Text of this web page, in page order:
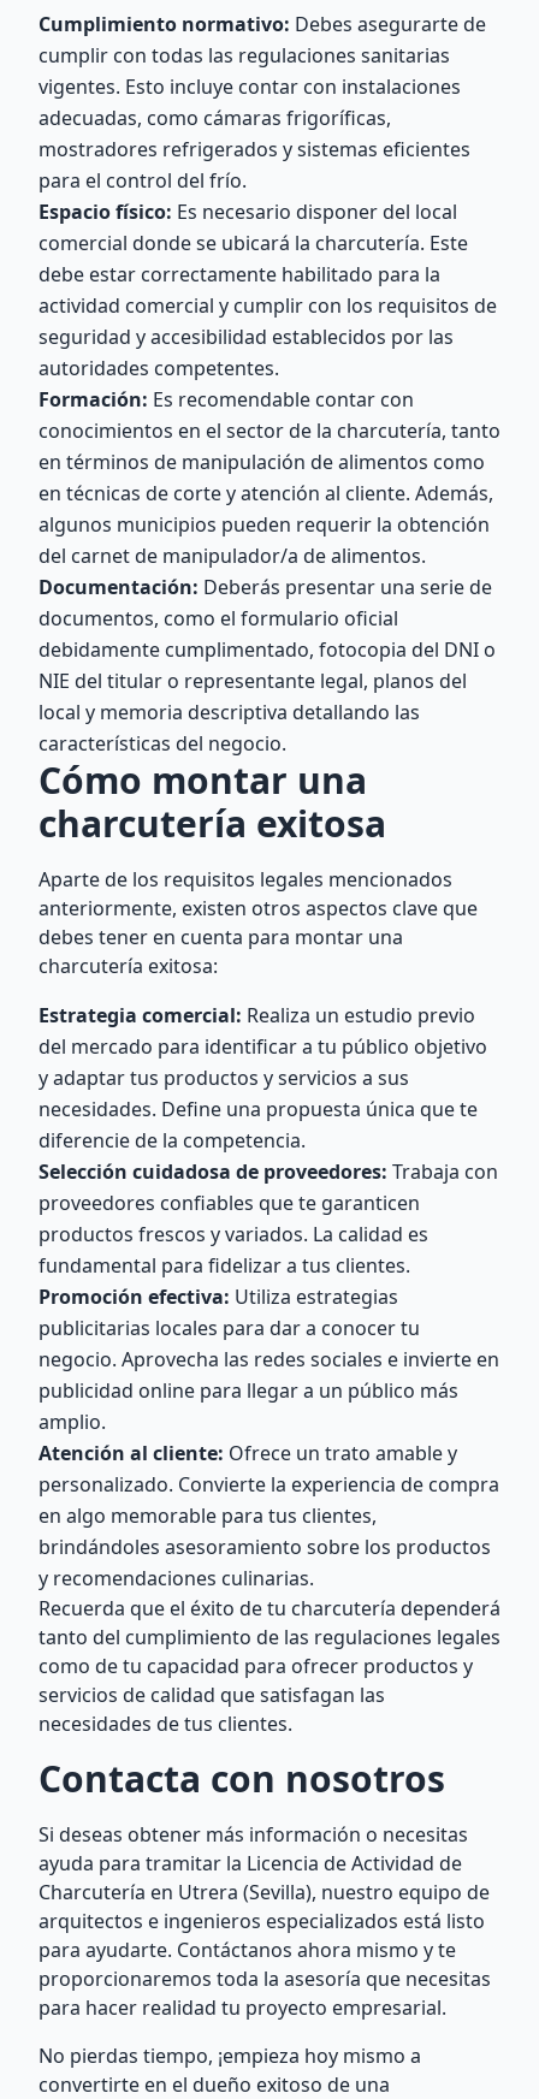
Cumplimiento normativo: Debes asegurarte de
cumplir con todas las regulaciones sanitarias
vigentes. Esto incluye contar con instalaciones
adecuadas, como cámaras frigoríficas,
mostradores refrigerados y sistemas eficientes
para el control del frío.
Espacio físico: Es necesario disponer del local
comercial donde se ubicará la charcutería. Este
debe estar correctamente habilitado para la
actividad comercial y cumplir con los requisitos de
seguridad y accesibilidad establecidos por las
autoridades competentes.
Formación: Es recomendable contar con
conocimientos en el sector de la charcutería, tanto
en términos de manipulación de alimentos como
en técnicas de corte y atención al cliente. Además,
algunos municipios pueden requerir la obtención
del carnet de manipulador/a de alimentos.
Documentación: Deberás presentar una serie de
documentos, como el formulario oficial
debidamente cumplimentado, fotocopia del DNI o
NIE del titular o representante legal, planos del
local y memoria descriptiva detallando las
características del negocio.
Cómo montar una
charcutería exitosa
Aparte de los requisitos legales mencionados
anteriormente, existen otros aspectos clave que
debes tener en cuenta para montar una
charcutería exitosa:
Estrategia comercial: Realiza un estudio previo
del mercado para identificar a tu público objetivo
y adaptar tus productos y servicios a sus
necesidades. Define una propuesta única que te
diferencie de la competencia.
Selección cuidadosa de proveedores: Trabaja con
proveedores confiables que te garanticen
productos frescos y variados. La calidad es
fundamental para fidelizar a tus clientes.
Promoción efectiva: Utiliza estrategias
publicitarias locales para dar a conocer tu
negocio. Aprovecha las redes sociales e invierte en
publicidad online para llegar a un público más
amplio.
Atención al cliente: Ofrece un trato amable y
personalizado. Convierte la experiencia de compra
en algo memorable para tus clientes,
brindándoles asesoramiento sobre los productos
y recomendaciones culinarias.
Recuerda que el éxito de tu charcutería dependerá
tanto del cumplimiento de las regulaciones legales
como de tu capacidad para ofrecer productos y
servicios de calidad que satisfagan las
necesidades de tus clientes.
Contacta con nosotros
Si deseas obtener más información o necesitas
ayuda para tramitar la Licencia de Actividad de
Charcutería en Utrera (Sevilla), nuestro equipo de
arquitectos e ingenieros especializados está listo
para ayudarte. Contáctanos ahora mismo y te
proporcionaremos toda la asesoría que necesitas
para hacer realidad tu proyecto empresarial.
No pierdas tiempo, ¡empieza hoy mismo a
convertirte en el dueño exitoso de una